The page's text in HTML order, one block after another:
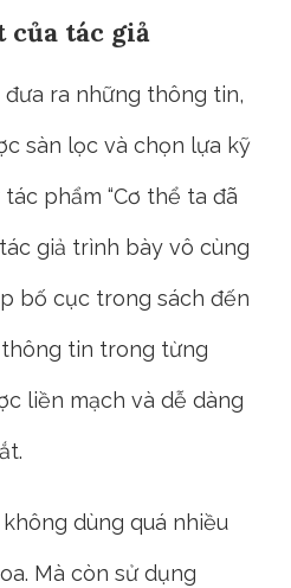
của tác giả
ra những thông tin,
sàn lọc và chọn lựa kỹ
phẩm “Cơ thể ta đã
giả trình bày vô cùng
bố cục trong sách đến
tin trong từng
liền mạch và dễ dàng
dùng quá nhiều
Mà còn sử dụng